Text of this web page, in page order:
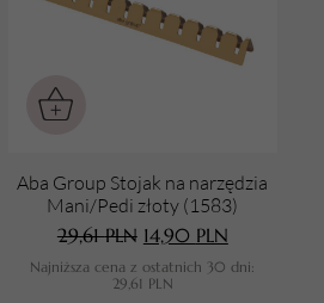
Aba Group Stojak na narzędzia
Mani/Pedi złoty (1583)
29,61PLN 14,90 PLN
Najniższa cena z ostatnich 30 dni:
29,61 PLN